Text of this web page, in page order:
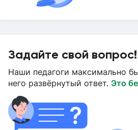
Задайте свой вопрос!
Наши педагоги максимально
него развёрнутый ответ. Это